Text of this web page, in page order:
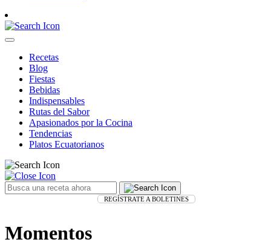
Recetas
Blog
Fiestas
Bebidas
Indispensables
Rutas del Sabor
Apasionados por la Cocina
Tendencias
Platos Ecuatorianos
REGÍSTRATE A BOLETINES
Momentos